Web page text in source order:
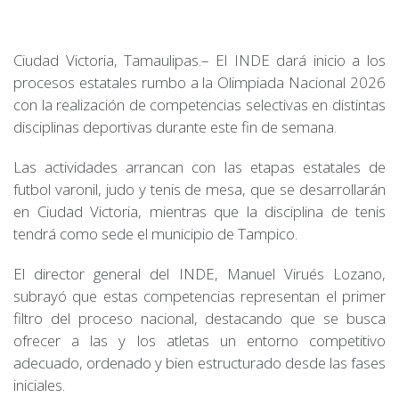
Ciudad Victoria, Tamaulipas.– El INDE dará inicio a los
procesos estatales rumbo a la Olimpiada Nacional 2026
con la realización de competencias selectivas en distintas
disciplinas deportivas durante este fin de semana.
Las actividades arrancan con las etapas estatales de
futbol varonil, judo y tenis de mesa, que se desarrollarán
en Ciudad Victoria, mientras que la disciplina de tenis
tendrá como sede el municipio de Tampico.
El director general del INDE, Manuel Virués Lozano,
subrayó que estas competencias representan el primer
filtro del proceso nacional, destacando que se busca
ofrecer a las y los atletas un entorno competitivo
adecuado, ordenado y bien estructurado desde las fases
iniciales.